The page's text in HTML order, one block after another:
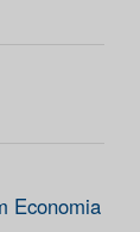
Economia